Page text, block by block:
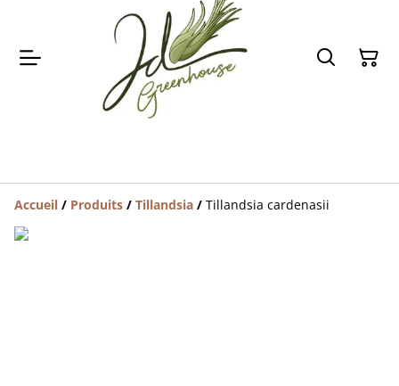
Accueil / Produits / Tillandsia / Tillandsia cardenasii